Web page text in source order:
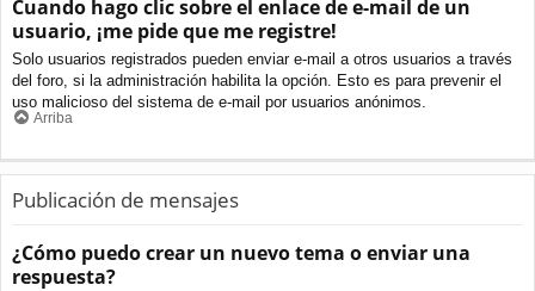
Cuando hago clic sobre el enlace de e-mail de un
usuario, ¡me pide que me registre!
Solo usuarios registrados pueden enviar e-mail a otros usuarios a través
del foro, si la administración habilita la opción. Esto es para prevenir el
uso malicioso del sistema de e-mail por usuarios anónimos.
Arriba
Publicación de mensajes
¿Cómo puedo crear un nuevo tema o enviar una
respuesta?